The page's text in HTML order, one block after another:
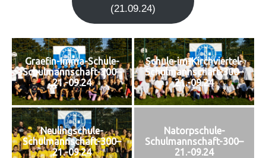
(21.09.24)
Graefin-Imma-Schule-
Schulmannschaft-300–
21.-09.24
Schule-im-Kirchviertel-
Schulmannschaft-300–
21.-09.24
Neulingschule-
Schulmannschaft-300–
21.-09.24
Natorpschule-
Schulmannschaft-300–
21.-09.24